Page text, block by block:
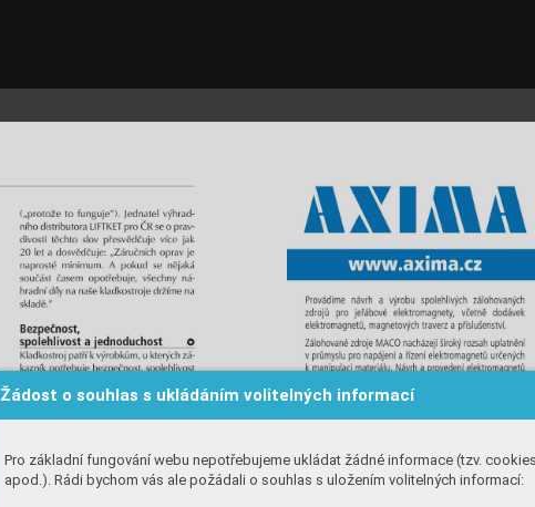
Žádost o souhlas s ukládáním volitelných informací
Pro základní fungování webu nepotřebujeme ukládat žádné informace (tzv.
apod.). Rádi bychom vás ale požádali o souhlas s uložením volitelných informací: